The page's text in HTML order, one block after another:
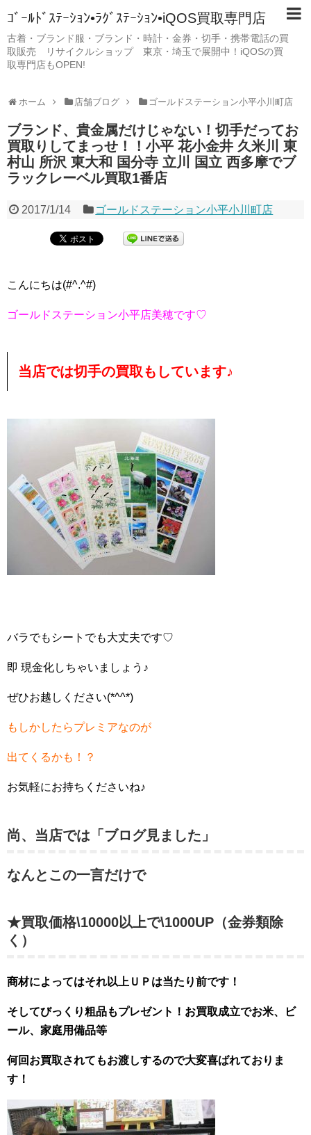
ｺﾞｰﾙﾄﾞｽﾃｰｼｮﾝ•ﾗｸﾞｽﾃｰｼｮﾝ•iQOS買取専門店
古着・ブランド服・ブランド・時計・金券・切手・携帯電話の買
取販売 リサイクルショップ 東京・埼玉で展開中！iQOSの買
取専門店もOPEN!
ホーム 店舗ブログ ゴールドステーション小平小川町店
ブランド、貴金属だけじゃない！切手だってお
買取りしてまっせ！！小平 花小金井 久米川 東
村山 所沢 東大和 国分寺 立川 国立 西多摩でブ
ラックレーベル買取1番店
2017/1/14 ゴールドステーション小平小川町店
こんにちは(#^.^#)
ゴールドステーション小平店美穂です♡
当店では切手の買取もしています♪
バラでもシートでも大丈夫です♡
即 現金化しちゃいましょう♪
ぜひお越しください(*^^*)
もしかしたらプレミアなのが
出てくるかも！？
お気軽にお持ちくださいね♪
尚、当店では「ブログ見ました」
なんとこの一言だけで
★買取価格\10000以上で\1000UP（金券類除
く）
商材によってはそれ以上ＵＰは当たり前です！
そしてびっくり粗品もプレゼント！お買取成立でお米、ビ
ール、家庭用備品等
何回お買取されてもお渡しするので大変喜ばれておりま
す！